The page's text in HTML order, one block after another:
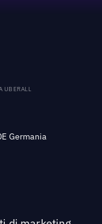
UBERALL
Germania